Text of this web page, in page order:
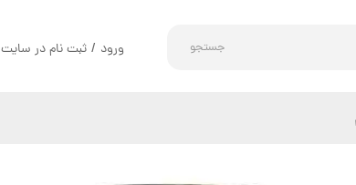
جستجو ورود / ثبت نام در سایت
خروج از حساب کاربری